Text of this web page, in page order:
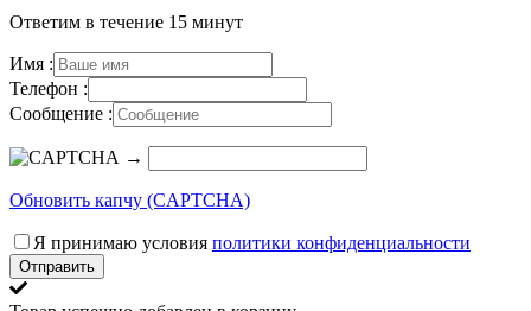
Ответим в течение 15 минут
Имя :
Телефон :
Сообщение :
→
Обновить капчу (CAPTCHA)
Я принимаю условия политики конфиденциальности
Отправить